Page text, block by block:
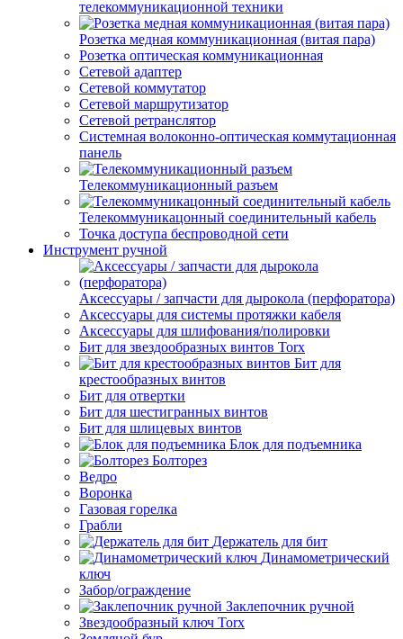
телекоммуникационной техники
Розетка медная коммуникационная (витая пара)
Розетка оптическая коммуникационная
Сетевой адаптер
Сетевой коммутатор
Сетевой маршрутизатор
Сетевой ретранслятор
Системная волоконно-оптическая коммутационная
панель
Телекоммуникационный разъем
Телекоммуникацонный соединительный кабель
Точка доступа беспроводной сети
Инструмент ручной
Аксессуары / запчасти для дырокола (перфоратора)
Аксессуары для системы протяжки кабеля
Аксессуары для шлифования/полировки
Бит для звездообразных винтов Torx
Бит для
крестообразных винтов
Бит для отвертки
Бит для шестигранных винтов
Бит для шлицевых винтов
Блок для подъемника
Болторез
Ведро
Воронка
Газовая горелка
Грабли
Держатель для бит
Динамометрический
ключ
Забор/ограждение
Заклепочник ручной
Звездообразный ключ Torx